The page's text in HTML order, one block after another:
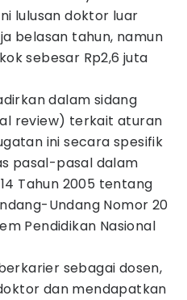
lulusan doktor luar
belasan tahun, namun
sebesar Rp2,6 juta
dalam sidang
review) terkait aturan
ini secara spesifik
pasal-pasal dalam
Tahun 2005 tentang
Undang Nomor 20
Pendidikan Nasional
sebagai dosen,
dan mendapatkan